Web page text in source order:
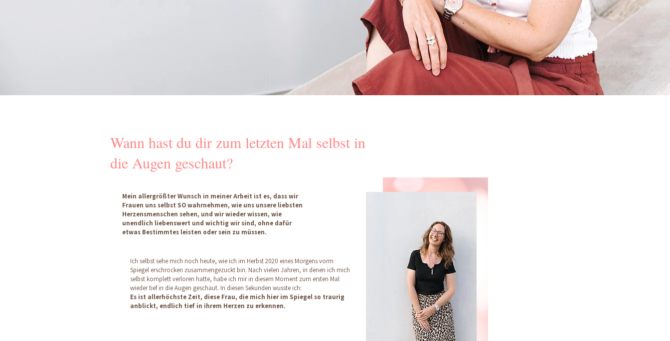
Wann hast du dir zum letzten Mal selbst in
die Augen geschaut?
Mein allergrößter Wunsch in meiner Arbeit ist es, dass wir
Frauen uns selbst SO wahrnehmen, wie uns unsere liebsten
Herzensmenschen sehen, und wir wieder wissen, wie
unendlich liebenswert und wichtig wir sind, ohne dafür
etwas Bestimmtes leisten oder sein zu müssen.
Ich selbst sehe mich noch heute, wie ich im Herbst 2020 eines Morgens vorm
Spiegel erschrocken zusammengezuckt bin. Nach vielen Jahren, in denen ich mich
selbst komplett verloren hatte, habe ich mir in diesem Moment zum ersten Mal
wieder tief in die Augen geschaut. In diesen Sekunden wusste ich:
Es ist allerhöchste Zeit, diese Frau, die mich hier im Spiegel so traurig
anblickt, endlich tief in ihrem Herzen zu erkennen.